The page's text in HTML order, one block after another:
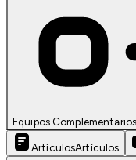
Equipos Complementarios
ArtículosArtículos